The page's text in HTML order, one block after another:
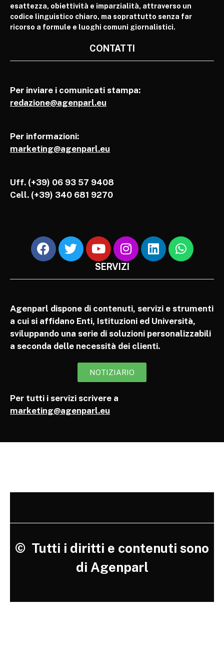
esattezza, obiettività e imparzialità, attraverso un
codice linguistico chiaro, ma soprattutto senza far
ricorso a formule e luoghi comuni giornalistici.
CONTATTI
Per inviare i comunicati stampa:
redazione@agenparl.eu
Per informazioni:
marketing@agenparl.eu
Uff. (+39) 06 93 57 9408
Cell. (+39) 340 681 9270
SERVIZI
Agenparl dispone di contenuti, servizi e strumenti
a cui si affidano Enti, Istituzioni ed Università,
sviluppando una serie di soluzioni personalizzabili
a seconda delle necessità dei clienti.
NOTIZIARIO
Per tutti i servizi scrivere a
marketing@agenparl.eu
© Tutti i diritti e contenuti sono
di Agenparl